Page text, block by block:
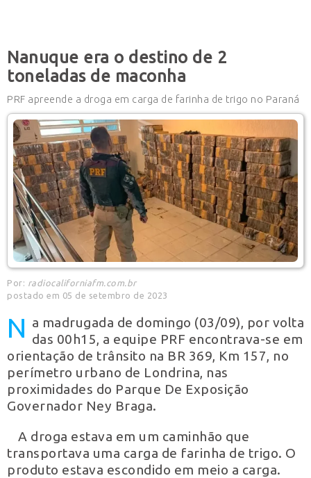
Nanuque era o destino de 2
toneladas de maconha
PRF apreende a droga em carga de farinha de trigo no Paraná
Por: radiocaliforniafm.com.br
postado em 05 de setembro de 2023
N a madrugada de domingo (03/09), por volta
das 00h15, a equipe PRF encontrava-se em
orientação de trânsito na BR 369, Km 157, no
perímetro urbano de Londrina, nas
proximidades do Parque De Exposição
Governador Ney Braga.
A droga estava em um caminhão que
transportava uma carga de farinha de trigo. O
produto estava escondido em meio a carga.